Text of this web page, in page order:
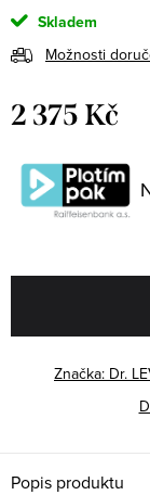
Skladem
Možnosti
2 375 Kč
cena:
Značka: Dr.
Popis produktu